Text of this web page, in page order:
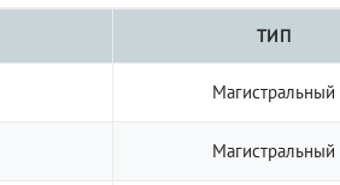
ТИП
Магистральный
Магистральный